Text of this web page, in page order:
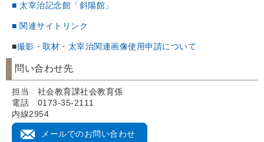
■ 太宰治記念館「斜陽館」
■ 関連サイトリンク
■撮影・取材・太宰治関連画像使用申請について
問い合わせ先
担当 社会教育課社会教育係
電話 0173-35-2111
内線2954
メールでのお問い合わせ